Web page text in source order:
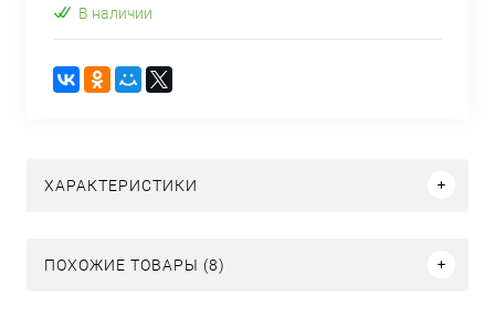
В наличии
ХАРАКТЕРИСТИКИ
ПОХОЖИЕ ТОВАРЫ (8)